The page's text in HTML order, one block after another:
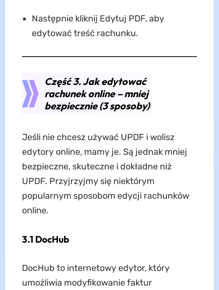
Następnie kliknij Edytuj PDF, aby
edytować treść rachunku.
Część 3. Jak edytować
rachunek online – mniej
bezpiecznie (3 sposoby)
Jeśli nie chcesz używać UPDF i wolisz
edytory online, mamy je. Są jednak mniej
bezpieczne, skuteczne i dokładne niż
UPDF. Przyjrzyjmy się niektórym
popularnym sposobom edycji rachunków
online.
3.1 DocHub
DocHub to internetowy edytor, który
umożliwia modyfikowanie faktur